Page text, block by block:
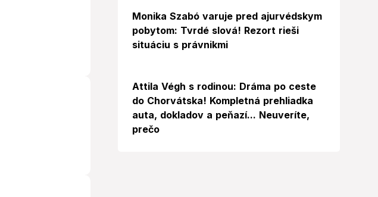
Monika Szabó varuje pred ajurvédskym
pobytom: Tvrdé slová! Rezort rieši
situáciu s právnikmi
Video Foto
Attila Végh s rodinou: Dráma po ceste
do Chorvátska! Kompletná prehliadka
auta, dokladov a peňazí... Neuveríte,
prečo